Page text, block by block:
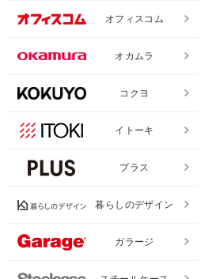
オフィスコム
オカムラ
コクヨ
イトーキ
プラス
暮らしのデザイン
ガラージ